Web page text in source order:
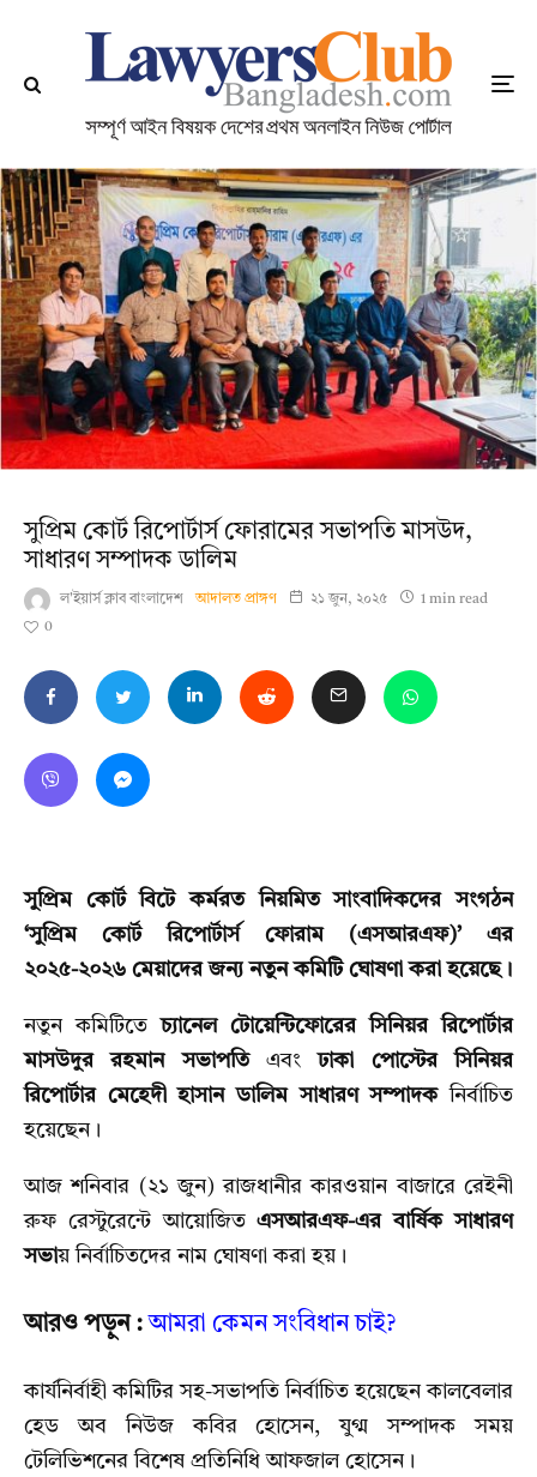
সুপ্রিম কোর্ট রিপোর্টার্স ফোরামের সভাপতি মাসউদ,
সাধারণ সম্পাদক ডালিম
ল'ইয়ার্স ক্লাব বাংলাদেশ আদালত প্রাঙ্গণ ২১ জুন, ২০২৫
1 min read
0
সুপ্রিম কোর্ট বিটে কর্মরত নিয়মিত সাংবাদিকদের সংগঠন
‘সুপ্রিম কোর্ট রিপোর্টার্স ফোরাম (এসআরএফ)’ এর
২০২৫-২০২৬ মেয়াদের জন্য নতুন কমিটি ঘোষণা করা হয়েছে।
নতুন কমিটিতেচ্যানেল টোয়েন্টিফোরের সিনিয়র রিপোর্টার
মাসউদুর রহমান সভাপতিএবংঢাকা পোস্টের সিনিয়র
রিপোর্টার মেহেদী হাসান ডালিম সাধারণ সম্পাদকনির্বাচিত
হয়েছেন।
আজ শনিবার (২১ জুন) রাজধানীর কারওয়ান বাজারে রেইনী
রুফ রেস্টুরেন্টে আয়োজিতএসআরএফ-এর বার্ষিক সাধারণ
সভায় নির্বাচিতদের নাম ঘোষণা করা হয়।
আরও পড়ুন : আমরা কেমন সংবিধান চাই?
কার্যনির্বাহী কমিটির সহ-সভাপতি নির্বাচিত হয়েছেন কালবেলার
হেড অব নিউজ কবির হোসেন, যুগ্ম সম্পাদক সময়
টেলিভিশনের বিশেষ প্রতিনিধি আফজাল হোসেন।